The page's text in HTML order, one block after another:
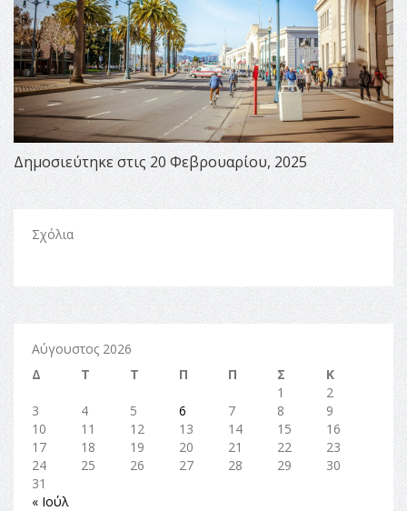
Δημοσιεύτηκε στις 20 Φεβρουαρίου, 2025
Σχόλια
Αύγουστος 2026
Δ
Τ Τ Π Π Σ
Κ
1
2
3
4 5 6 7 8
9
10
11 12 13 14 15
16
17
18 19 20 21 22
23
24
25 26 27 28 29
30
31
« Ιούλ